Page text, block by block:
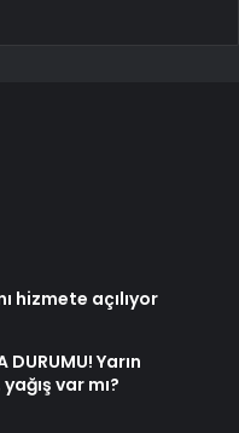
hizmete açılıyor
Yarın
var mı?